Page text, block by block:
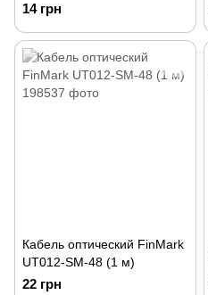
14 грн
Кабель оптический FinMark
UT012-SM-48 (1 м)
22 грн